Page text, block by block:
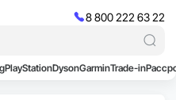
8 800 222 63 22
PlayStationDysonGarminTrade-in